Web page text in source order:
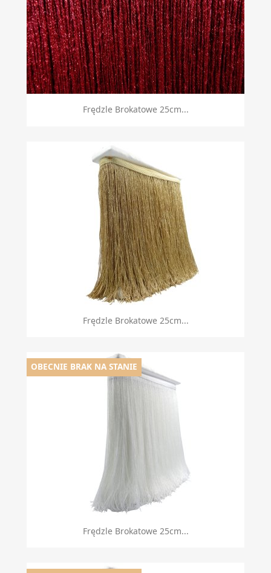
Frędzle Brokatowe 25cm...
Frędzle Brokatowe 25cm...
Frędzle Brokatowe 25cm...
OBECNIE BRAK NA STANIE